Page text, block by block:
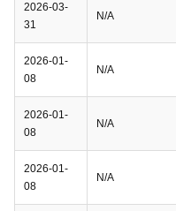
2026-03-
31
N/A
2026-01-
08
N/A
2026-01-
08
N/A
2026-01-
08
N/A